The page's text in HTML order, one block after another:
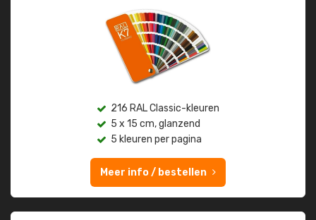
216 RAL Classic-kleuren
5 x 15 cm, glanzend
5 kleuren per pagina
Meer info / bestellen